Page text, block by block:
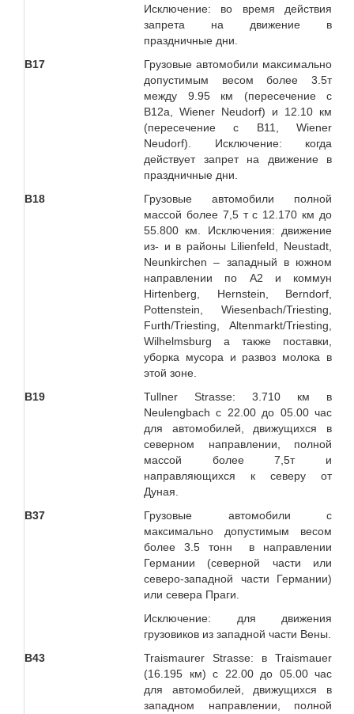
Исключение: во время действия
запрета на движение в
праздничные дни.
B17
Грузовые автомобили максимально
допустимым весом более 3.5т
между 9.95 км (пересечение с
B12a, Wiener Neudorf) и 12.10 км
(пересечение с B11, Wiener
Neudorf). Исключение: когда
действует запрет на движение в
праздничные дни.
B18
Грузовые автомобили полной
массой более 7,5 т с 12.170 км до
55.800 км. Исключения: движение
из- и в районы Lilienfeld, Neustadt,
Neunkirchen – западный в южном
направлении по А2 и коммун
Hirtenberg, Hernstein, Berndorf,
Pottenstein, Wiesenbach/Triesting,
Furth/Triesting, Altenmarkt/Triesting,
Wilhelmsburg а также поставки,
уборка мусора и развоз молока в
этой зоне.
В19
Tullner Strasse: 3.710 км в
Neulengbach с 22.00 до 05.00 час
для автомобилей, движущихся в
северном направлении, полной
массой более 7,5т и
направляющихся к северу от
Дуная.
B37
Грузовые автомобили с
максимально допустимым весом
более 3.5 тонн в направлении
Германии (северной части или
северо-западной части Германии)
или севера Праги.
Исключение: для движения
грузовиков из западной части Вены.
В43
Traismaurer Strasse: в Traismauer
(16.195 км) с 22.00 до 05.00 час
для автомобилей, движущихся в
западном направлении, полной